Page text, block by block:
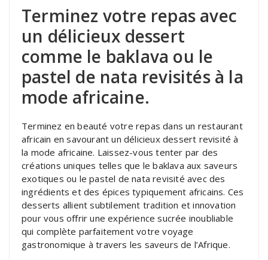
Terminez votre repas avec
un délicieux dessert
comme le baklava ou le
pastel de nata revisités à la
mode africaine.
Terminez en beauté votre repas dans un restaurant
africain en savourant un délicieux dessert revisité à
la mode africaine. Laissez-vous tenter par des
créations uniques telles que le baklava aux saveurs
exotiques ou le pastel de nata revisité avec des
ingrédients et des épices typiquement africains. Ces
desserts allient subtilement tradition et innovation
pour vous offrir une expérience sucrée inoubliable
qui complète parfaitement votre voyage
gastronomique à travers les saveurs de l’Afrique.